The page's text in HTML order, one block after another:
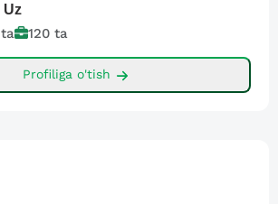
Uz
ta 120 ta
Profiliga o'tish